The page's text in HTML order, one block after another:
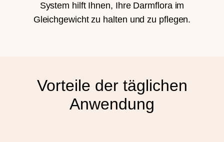
System hilft Ihnen, Ihre Darmflora im
Gleichgewicht zu halten und zu pflegen.
Vorteile der täglichen
Anwendung